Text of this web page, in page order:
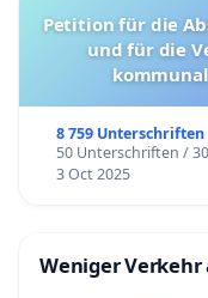
Petition für die Abschaffung der Tötungsstationen
und für die
8 759 Unterschriften
50 Unterschriften /
3 Oct 2025
Weniger Verkehr